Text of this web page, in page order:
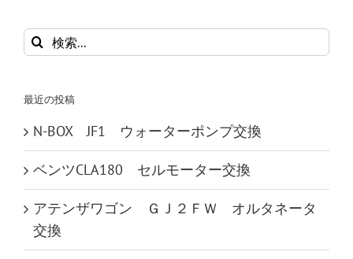
検
索
最近の投稿
N-BOX JF1 ウォーターポンプ交換
ベンツCLA180 セルモーター交換
アテンザワゴン ＧＪ２ＦＷ オルタネータ
交換